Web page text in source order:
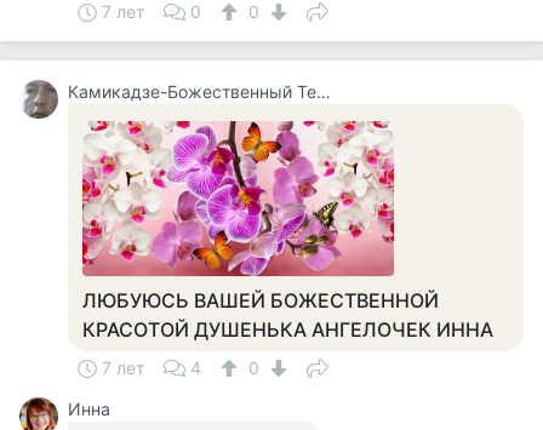
7 лет 0 0
Камикадзе-Божественный Теплый Ветерок
ЛЮБУЮСЬ ВАШЕЙ БОЖЕСТВЕННОЙ
КРАСОТОЙ ДУШЕНЬКА АНГЕЛОЧЕК ИННА
7 лет 4
0
Инна